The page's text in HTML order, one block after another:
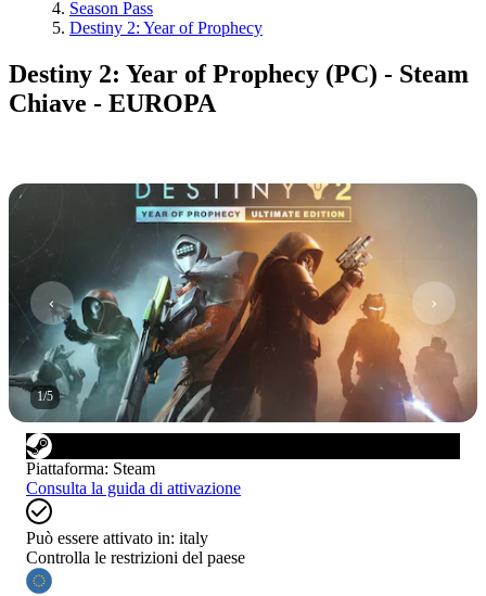
Season Pass
Destiny 2: Year of Prophecy
Destiny 2: Year of Prophecy (PC) - Steam
Chiave - EUROPA
1/5
Piattaforma: Steam
Consulta la guida di attivazione
Può essere attivato in: italy
Controlla le restrizioni del paese